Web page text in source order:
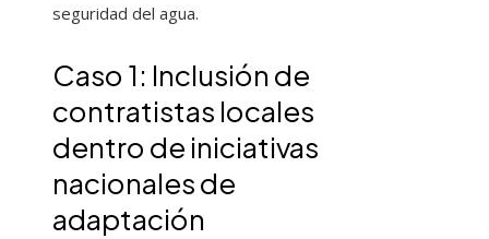
seguridad del agua.
Caso 1: Inclusión de
contratistas locales
dentro de iniciativas
nacionales de
adaptación